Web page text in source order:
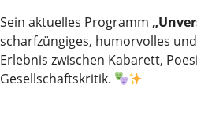
Sein aktuelles Programm
scharfzüngiges, humorvolles
Erlebnis zwischen Kabarett,
Gesellschaftskritik.